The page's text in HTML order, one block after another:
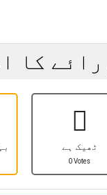
کا
ٹھیک ہے
0 Votes